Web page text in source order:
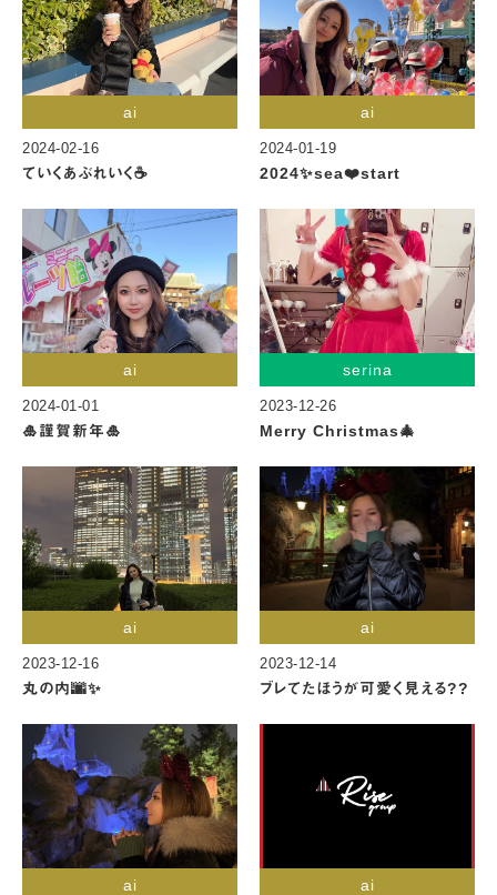
ai
2024-02-16
ていくあぶれいく☕️
ai
2024-01-19
2024✨sea❤️start
ai
2024-01-01
🎍謹賀新年🎍
serina
2023-12-26
Merry Christmas🎄
ai
2023-12-16
丸の内🌆✨
ai
2023-12-14
ブレてたほうが可愛く見える??
ai ai